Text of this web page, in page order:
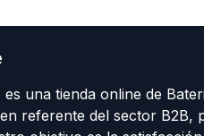
una tienda online de
referente del sector B2B,